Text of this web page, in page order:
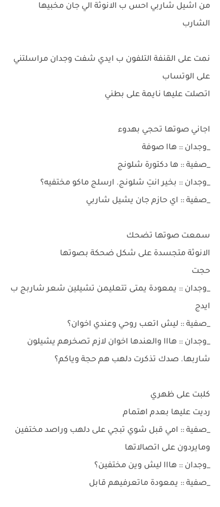
من اشيل شاربي احس ب الانوثة الي جان مخبيها
الشارب
نمت على القنفة التلفون ب ايدي شفت وجدان مراسلتني
على الوتساب
اتصلت عليها نايمة على بطني
اجاني صوتها تحجي بهدوء
_وجدان :: هاا صوفة
_صفية :: ها دكتورة شلونج
_وجدان :: بخير انتِ شلونج. ارسلج ماكو مختفيه؟
_صفية :: اي حازم جان يشيل شاربي
سمعت صوتها تضحك
الانوثة متجسدة على شكل ضحكة بصوتها
حجت
_وجدان :: يمعودة يمتى تتعليمن تشيلين شعر شاربج ب
ايدج
_صفية :: ليش اتعب روحي وعندي اخوان؟
_وجدان :: هااا والعندها اخوان لازم تصخرهم يشيلون
شاربها. صدك تذكرت دلهب هم حجة وياكم؟
كلبت على ظهري
رديت عليها بعدم اهتمام
_صفية :: امي قبل شوي تبجي على دلهب وراصد مختفين
ومايردون على اتصالاتها
_وجدان :: هااا ليش وين مختفين؟
_صفية :: يمعودة ماتعرفيهم قابل